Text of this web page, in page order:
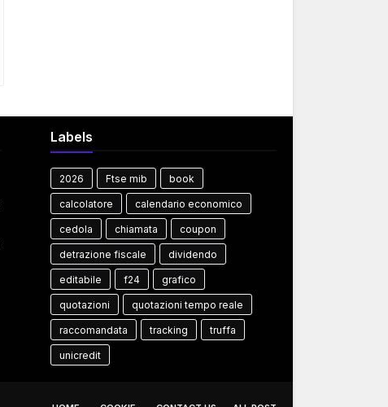
Labels
2026 Ftse mib book
calcolatore calendario economico
cedola chiamata coupon
detrazione fiscale dividendo
editabile f24 grafico
quotazioni quotazioni tempo reale
raccomandata tracking truffa
unicredit